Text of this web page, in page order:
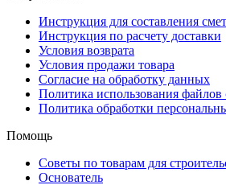
Инструкция для составления
Инструкция по расчету доставки
Условия возврата
Условия продажи товара
Согласие на обработку данных
Политика использования файлов
Политика обработки
Помощь
Советы по товарам для
Основатель